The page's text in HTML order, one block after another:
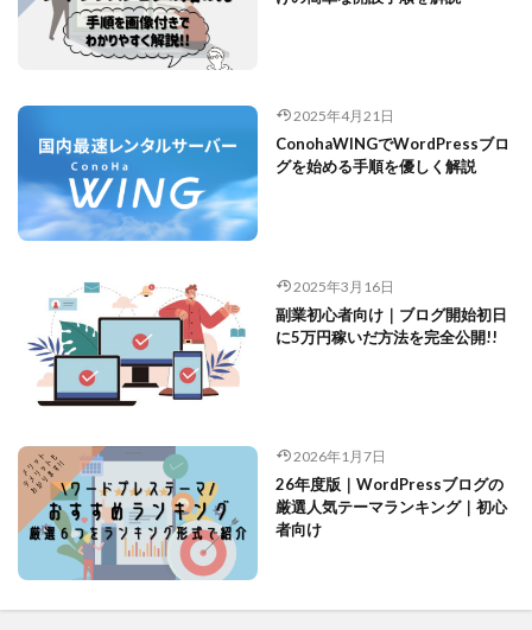
2025年4月21日
ConohaWINGでWordPressブロ
グを始める手順を優しく解説
2025年3月16日
副業初心者向け｜ブログ開始初日
に5万円稼いだ方法を完全公開!!
2026年1月7日
26年度版｜WordPressブログの
厳選人気テーマランキング｜初心
者向け